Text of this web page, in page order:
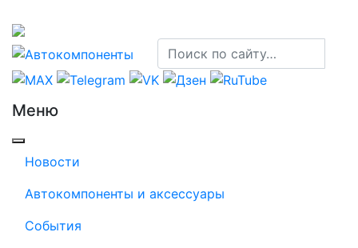
Меню
Новости
Автокомпоненты и аксессуары
События